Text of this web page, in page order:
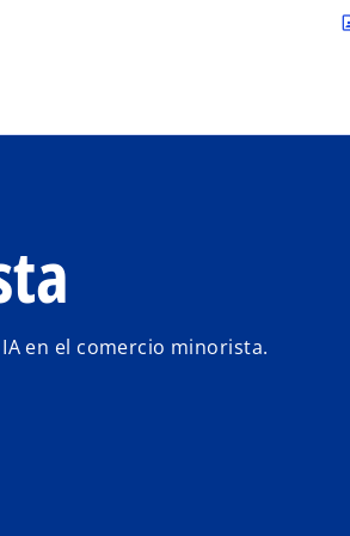
Saltar al contenido principal
en el comercio minorista.